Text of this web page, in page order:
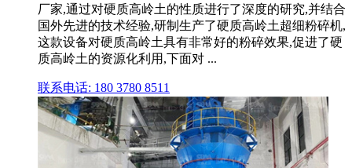
厂家,通过对硬质高岭土的性质进行了深度的研究,并结合
国外先进的技术经验,研制生产了硬质高岭土超细粉碎机,
这款设备对硬质高岭土具有非常好的粉碎效果,促进了硬
质高岭土的资源化利用,下面对 ...
联系电话: 180 3780 8511